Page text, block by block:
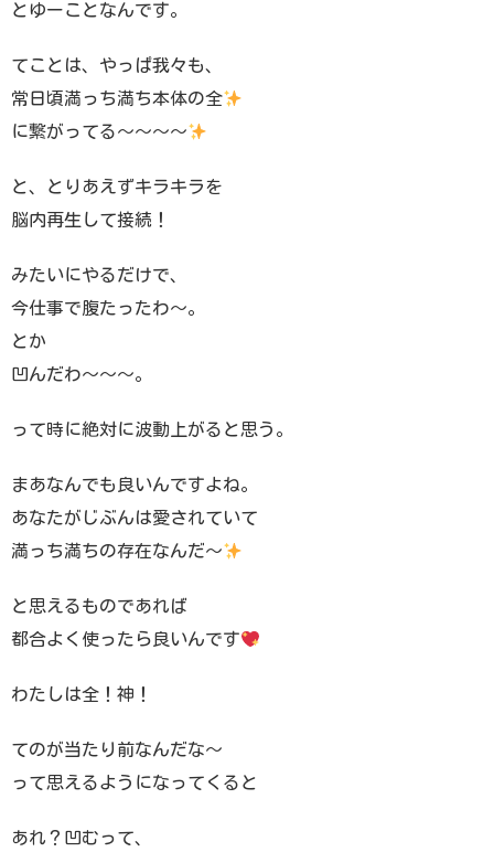
とゆーことなんです。
てことは、やっぱ我々も、
常日頃満っち満ち本体の全
に繋がってる〜〜〜〜
と、とりあえずキラキラを
脳内再生して接続！
みたいにやるだけで、
今仕事で腹たったわ〜。
とか
凹んだわ〜〜〜。
って時に絶対に波動上がると思う。
まあなんでも良いんですよね。
あなたがじぶんは愛されていて
満っち満ちの存在なんだ〜
と思えるものであれば
都合よく使ったら良いんです
わたしは全！神！
てのが当たり前なんだな〜
って思えるようになってくると
あれ？凹むって、